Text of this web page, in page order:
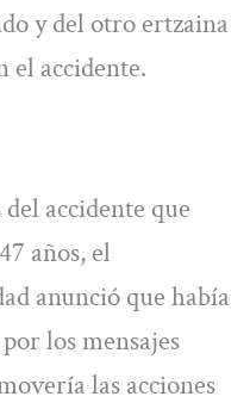
y del otro ertzaina
el accidente.
accidente que
años, el
anunció que había
los mensajes
las acciones